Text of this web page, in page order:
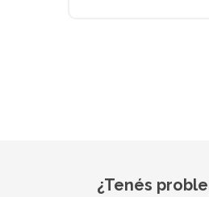
¿Tenés